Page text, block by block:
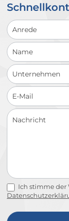
Schnellkontakt
Ich stimme der